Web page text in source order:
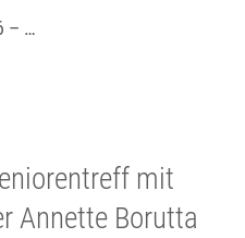
– …
mit
Annette Borutta